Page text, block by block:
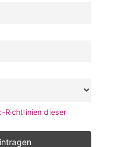
Richtlinien dieser